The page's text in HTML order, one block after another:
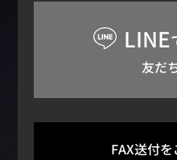
LINE
友だ
FAX送付